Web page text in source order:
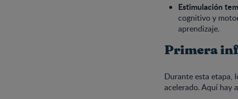
Estimulación
cognitivo y
aprendizaje.
Primera
Durante esta etapa,
acelerado. Aquí hay